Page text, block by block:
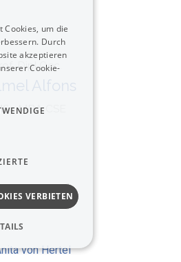
Dipl.Oec.
Alfons
MBA CSE
Cookies, um die
Durch
akzeptieren
Cookie-
VERBIETEN